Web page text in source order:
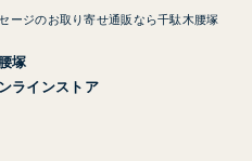
ージのお取り寄せ通販なら千駄木腰塚
塚
ラインストア